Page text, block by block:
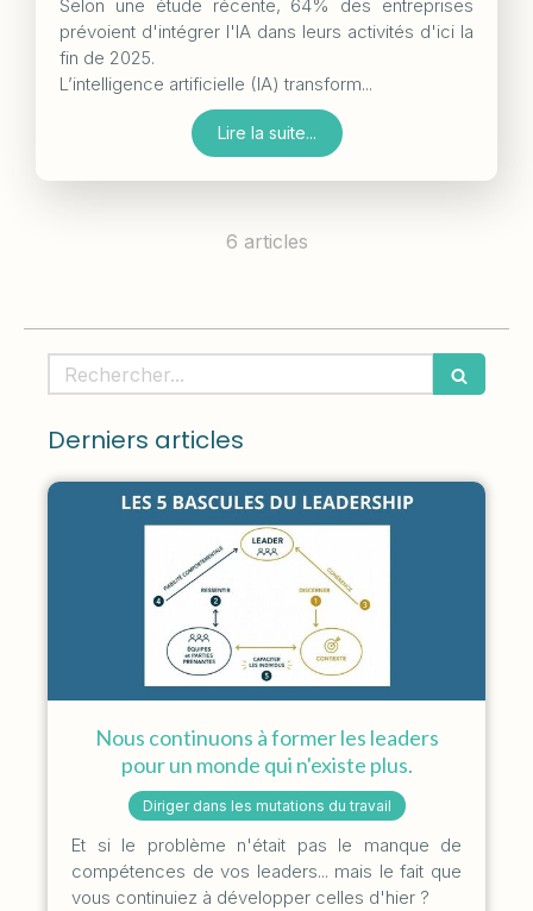
Selon une étude récente, 64% des entreprises
prévoient d'intégrer l'IA dans leurs activités d'ici la
fin de 2025.
L’intelligence artificielle (IA) transform...
Lire la suite...
6 articles
Rechercher
Derniers articles
Nous continuons à former les leaders
pour un monde qui n'existe plus.
Diriger dans les mutations du travail
Et si le problème n'était pas le manque de
compétences de vos leaders... mais le fait que
vous continuiez à développer celles d'hier ?